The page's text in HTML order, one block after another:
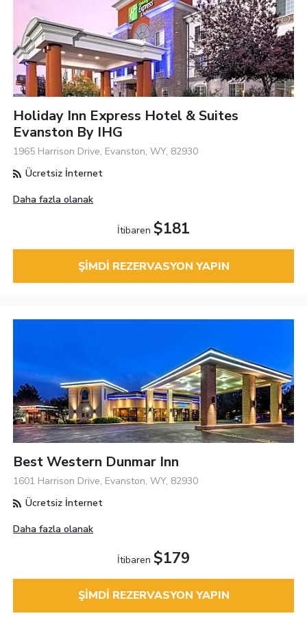
Holiday Inn Express Hotel & Suites
Evanston By IHG
1965 Harrison Drive, Evanston, WY, 82930
Ücretsiz İnternet
Daha fazla olanak
İtibaren $181
ŞIMDI REZERVASYON YAPIN
Best Western Dunmar Inn
1601 Harrison Drive, Evanston, WY, 82930
Ücretsiz İnternet
Daha fazla olanak
İtibaren $179
ŞIMDI REZERVASYON YAPIN